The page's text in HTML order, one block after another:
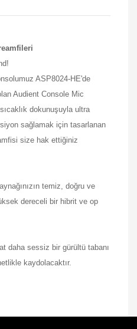
ASP8024-HE'de
Audient Console Mic
dokunuşuyla ultra
sağlamak için tasarlanan
size hak ettiğiniz
temiz, doğru ve
dereceli bir hibrit ve op
daha sessiz bir gürültü tabanı
kaydolacaktır.